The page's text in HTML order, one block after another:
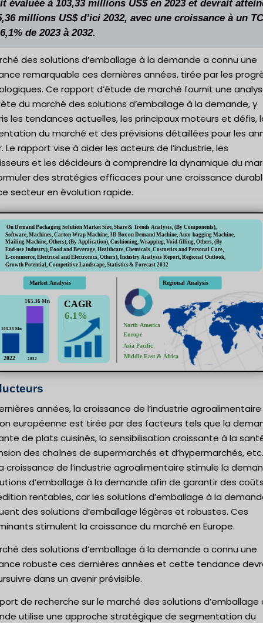
évaluée à 103,33 millions US$ en 2023 et devrait
millions US$ d’ici 2032, avec une croissance à un
de 2023 à 2032.
des solutions d’emballage à la demande a connu une
remarquable ces dernières années, tirée par les
Ce rapport d’étude de marché fournit une
du marché des solutions d’emballage à la demande, y
les tendances actuelles, les principaux moteurs et défis,
du marché et des prévisions détaillées pour les
Le rapport vise à aider les acteurs de l’industrie, les
et les décideurs à comprendre la dynamique du
des stratégies efficaces pour une croissance
secteur en évolution rapide.
années, la croissance de l’industrie
européenne est tirée par des facteurs tels que la
de plats cuisinés, la sensibilisation croissante à la
des chaînes de supermarchés et d’hypermarchés, etc.
croissance de l’industrie agroalimentaire stimule la
d’emballage à la demande afin de garantir des
rentables, car les solutions d’emballage à la
des solutions d’emballage légères et robustes. Ces
stimulent la croissance du marché en Europe.
des solutions d’emballage à la demande a connu une
robuste ces dernières années et cette tendance
dans un avenir prévisible.
de recherche sur le marché des solutions d’emballage
utilise une approche stratégique de segmentation du